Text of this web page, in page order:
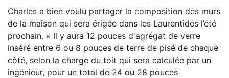
Charles a bien voulu partager la composition des murs
de la maison qui sera érigée dans les Laurentides l’été
prochain. « Il y aura 12 pouces d'agrégat de verre
inséré entre 6 ou 8 pouces de terre de pisé de chaque
côté, selon la charge du toit qui sera calculée par un
ingénieur, pour un total de 24 ou 28 pouces